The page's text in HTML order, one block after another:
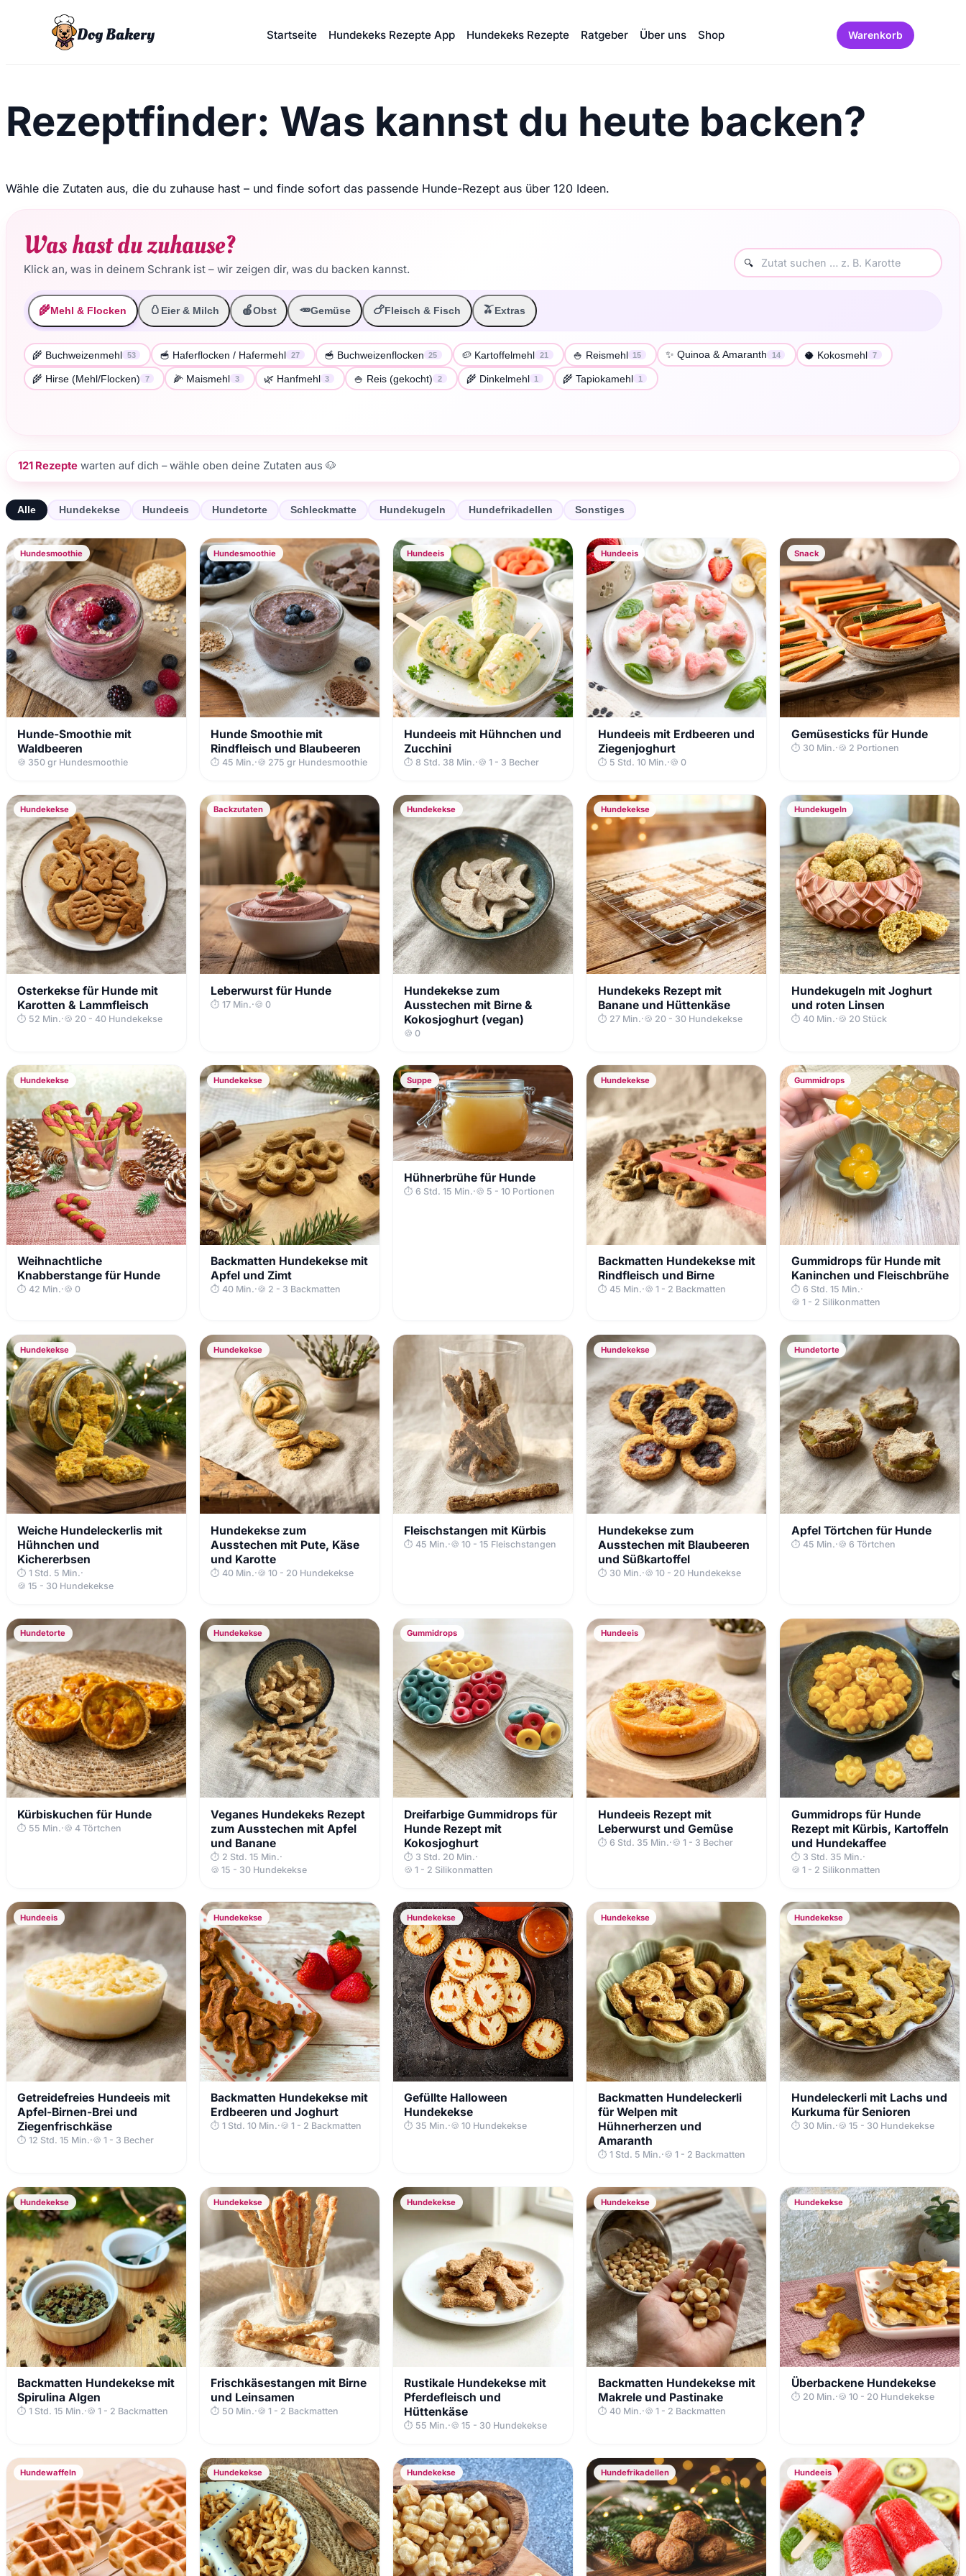
Dog Bakery Startseite Hundekeks Rezepte App Hundekeks Rezepte Ratgeber Über uns Shop Warenkorb
Rezeptfinder: Was kannst du heute backen?
Wähle die Zutaten aus, die du zuhause hast – und finde sofort das passende Hunde-Rezept aus über 120 Ideen.
Was hast du zuhause?
Klick an, was in deinem Schrank ist – wir zeigen dir, was du backen kannst.
🌾Mehl & Flocken 🥚 Eier & Milch 🍎Obst 🥕Gemüse 🍗 Fleisch & Fisch 🫒 Extras
🌾 Buchweizenmehl 53 🥣 Haferflocken / Hafermehl 27 🥣 Buchweizenflocken 25 🥔 Kartoffelmehl 21 🍚 Reismehl 15 ✨ Quinoa & Amaranth 14 🥥 Kokosmehl 7
🌾 Hirse (Mehl/Flocken) 7 🌽 Maismehl 3 🌿 Hanfmehl 3 🍚 Reis (gekocht) 2 🌾 Dinkelmehl 1 🌾 Tapiokamehl 1
121 Rezepte warten auf dich – wähle oben deine Zutaten aus 🐶
Alle Hundekekse Hundeeis Hundetorte Schleckmatte Hundekugeln Hundefrikadellen Sonstiges
Hundesmoothie
Hunde-Smoothie mit
Waldbeeren
🍪 350 gr Hundesmoothie
Hundesmoothie
Hunde Smoothie mit
Rindfleisch und Blaubeeren
⏱ 45 Min.·🍪 275 gr Hundesmoothie
Hundeeis
Hundeeis mit Hühnchen und
Zucchini
⏱ 8 Std. 38 Min.·🍪 1 - 3 Becher
Hundeeis
Hundeeis mit Erdbeeren und
Ziegenjoghurt
⏱ 5 Std. 10 Min.·🍪 0
Snack
Gemüsesticks für Hunde
⏱ 30 Min.·🍪 2 Portionen
Hundekekse
Osterkekse für Hunde mit
Karotten & Lammfleisch
⏱ 52 Min.·🍪 20 - 40 Hundekekse
Backzutaten
Leberwurst für Hunde
⏱ 17 Min.·🍪 0
Hundekekse
Hundekekse zum
Ausstechen mit Birne &
Kokosjoghurt (vegan)
🍪 0
Hundekekse
Hundekeks Rezept mit
Banane und Hüttenkäse
⏱ 27 Min.·🍪 20 - 30 Hundekekse
Hundekugeln
Hundekugeln mit Joghurt
und roten Linsen
⏱ 40 Min.·🍪 20 Stück
Hundekekse
Weihnachtliche
Knabberstange für Hunde
⏱ 42 Min.·🍪 0
Hundekekse
Backmatten Hundekekse mit
Apfel und Zimt
⏱ 40 Min.·🍪 2 - 3 Backmatten
Suppe
Hühnerbrühe für Hunde
⏱ 6 Std. 15 Min.·🍪 5 - 10 Portionen
Hundekekse
Backmatten Hundekekse mit
Rindfleisch und Birne
⏱ 45 Min.·🍪 1 - 2 Backmatten
Gummidrops
Gummidrops für Hunde mit
Kaninchen und Fleischbrühe
⏱ 6 Std. 15 Min.·
🍪 1 - 2 Silikonmatten
Hundekekse
Weiche Hundeleckerlis mit
Hühnchen und
Kichererbsen
⏱ 1 Std. 5 Min.·
🍪 15 - 30 Hundekekse
Hundekekse
Hundekekse zum
Ausstechen mit Pute, Käse
und Karotte
⏱ 40 Min.·🍪 10 - 20 Hundekekse
Fleischstangen mit Kürbis
⏱ 45 Min.·🍪 10 - 15 Fleischstangen
Hundekekse
Hundekekse zum
Ausstechen mit Blaubeeren
und Süßkartoffel
⏱ 30 Min.·🍪 10 - 20 Hundekekse
Hundetorte
Apfel Törtchen für Hunde
⏱ 45 Min.·🍪 6 Törtchen
Hundetorte
Kürbiskuchen für Hunde
⏱ 55 Min.·🍪 4 Törtchen
Hundekekse
Veganes Hundekeks Rezept
zum Ausstechen mit Apfel
und Banane
⏱ 2 Std. 15 Min.·
🍪 15 - 30 Hundekekse
Gummidrops
Dreifarbige Gummidrops für
Hunde Rezept mit
Kokosjoghurt
⏱ 3 Std. 20 Min.·
🍪 1 - 2 Silikonmatten
Hundeeis
Hundeeis Rezept mit
Leberwurst und Gemüse
⏱ 6 Std. 35 Min.·🍪 1 - 3 Becher
Gummidrops für Hunde
Rezept mit Kürbis, Kartoffeln
und Hundekaffee
⏱ 3 Std. 35 Min.·
🍪 1 - 2 Silikonmatten
Hundeeis
Getreidefreies Hundeeis mit
Apfel-Birnen-Brei und
Ziegenfrischkäse
⏱ 12 Std. 15 Min.·🍪 1 - 3 Becher
Hundekekse
Backmatten Hundekekse mit
Erdbeeren und Joghurt
⏱ 1 Std. 10 Min.·🍪 1 - 2 Backmatten
Hundekekse
Gefüllte Halloween
Hundekekse
⏱ 35 Min.·🍪 10 Hundekekse
Hundekekse
Backmatten Hundeleckerli
für Welpen mit
Hühnerherzen und
Amaranth
⏱ 1 Std. 5 Min.·🍪 1 - 2 Backmatten
Hundekekse
Hundeleckerli mit Lachs und
Kurkuma für Senioren
⏱ 30 Min.·🍪 15 - 30 Hundekekse
Hundekekse
Backmatten Hundekekse mit
Spirulina Algen
⏱ 1 Std. 15 Min.·🍪 1 - 2 Backmatten
Hundekekse
Frischkäsestangen mit Birne
und Leinsamen
⏱ 50 Min.·🍪 1 - 2 Backmatten
Hundekekse
Rustikale Hundekekse mit
Pferdefleisch und
Hüttenkäse
⏱ 55 Min.·🍪 15 - 30 Hundekekse
Hundekekse
Backmatten Hundekekse mit
Makrele und Pastinake
⏱ 40 Min.·🍪 1 - 2 Backmatten
Hundekekse
Überbackene Hundekekse
⏱ 20 Min.·🍪 10 - 20 Hundekekse
Hundewaffeln Hundekekse Hundekekse Hundefrikadellen Hundeeis